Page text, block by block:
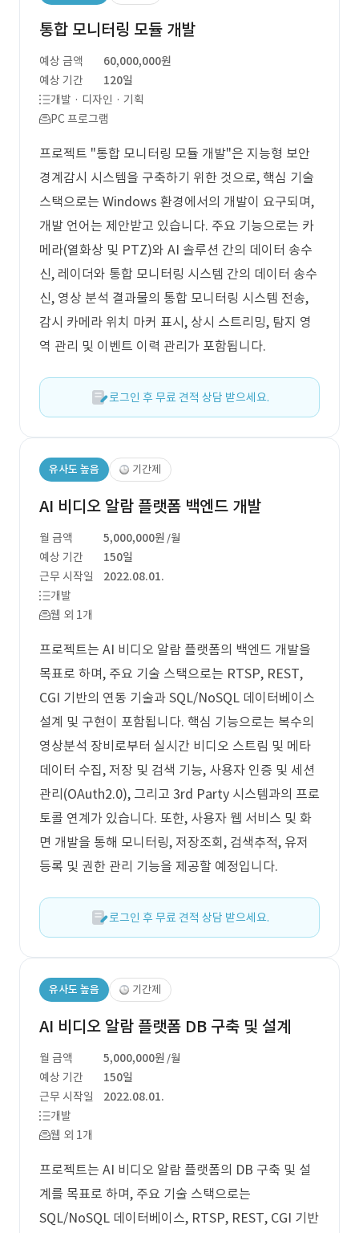
통합 모니터링 모듈 개발
예상 금액
60,000,000원
예상 기간
120일
개발 · 디자인 · 기획
PC 프로그램
프로젝트 "통합 모니터링 모듈 개발"은 지능형 보안
경계감시 시스템을 구축하기 위한 것으로, 핵심 기술
스택으로는 Windows 환경에서의 개발이 요구되며,
개발 언어는 제안받고 있습니다. 주요 기능으로는 카
메라(열화상 및 PTZ)와 AI 솔루션 간의 데이터 송수
신, 레이더와 통합 모니터링 시스템 간의 데이터 송수
신, 영상 분석 결과물의 통합 모니터링 시스템 전송,
감시 카메라 위치 마커 표시, 상시 스트리밍, 탐지 영
역 관리 및 이벤트 이력 관리가 포함됩니다.
로그인 후 무료 견적 상담 받으세요.
유사도 높음 기간제
AI 비디오 알람 플랫폼 백엔드 개발
월 금액 5,000,000원 /월
예상 기간
150일
근무 시작일
2022.08.01.
개발
웹 외 1개
프로젝트는 AI 비디오 알람 플랫폼의 백엔드 개발을
목표로 하며, 주요 기술 스택으로는 RTSP, REST,
CGI 기반의 연동 기술과 SQL/NoSQL 데이터베이스
설계 및 구현이 포함됩니다. 핵심 기능으로는 복수의
영상분석 장비로부터 실시간 비디오 스트림 및 메타
데이터 수집, 저장 및 검색 기능, 사용자 인증 및 세션
관리(OAuth2.0), 그리고 3rd Party 시스템과의 프로
토콜 연계가 있습니다. 또한, 사용자 웹 서비스 및 화
면 개발을 통해 모니터링, 저장조회, 검색추적, 유저
등록 및 권한 관리 기능을 제공할 예정입니다.
로그인 후 무료 견적 상담 받으세요.
유사도 높음 기간제
AI 비디오 알람 플랫폼 DB 구축 및 설계
월 금액 5,000,000원 /월
예상 기간
150일
근무 시작일
2022.08.01.
개발
웹 외 1개
프로젝트는 AI 비디오 알람 플랫폼의 DB 구축 및 설
계를 목표로 하며, 주요 기술 스택으로는
SQL/NoSQL 데이터베이스, RTSP, REST, CGI 기반